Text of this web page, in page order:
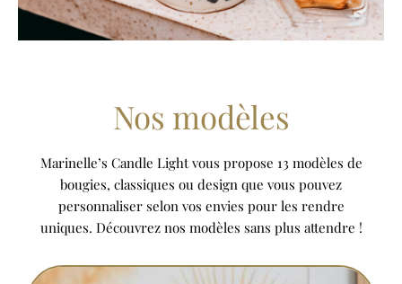
Nos modèles
Marinelle’s Candle Light vous propose 13 modèles de
bougies, classiques ou design que vous pouvez
personnaliser selon vos envies pour les rendre
uniques. Découvrez nos modèles sans plus attendre !